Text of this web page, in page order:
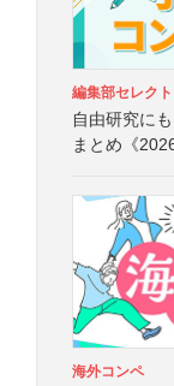
編集部セレクト
自由研究に
まとめ《
海外コンペ